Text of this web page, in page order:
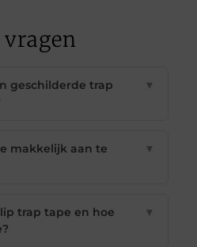
vragen
geschilderde trap
▼
makkelijk aan te
▼
trap tape en hoe
▼